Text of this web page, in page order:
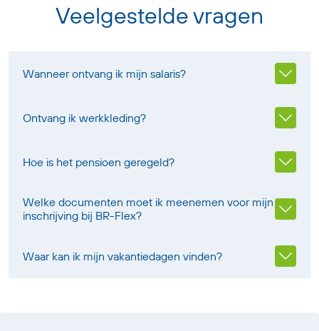
Veelgestelde vragen
Wanneer ontvang ik mijn salaris?
Ontvang ik werkkleding?
Hoe is het pensioen geregeld?
Welke documenten moet ik meenemen voor mijn
inschrijving bij BR-Flex?
Waar kan ik mijn vakantiedagen vinden?